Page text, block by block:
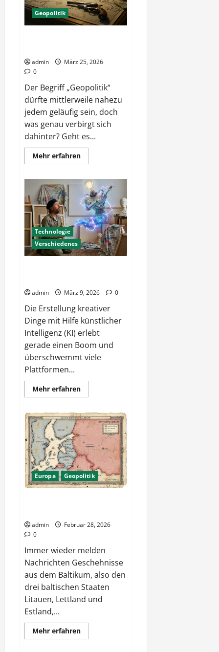
Geopolitik
admin
März 25, 2026
0
Der Begriff „Geopolitik“
dürfte mittlerweile nahezu
jedem geläufig sein, doch
was genau verbirgt sich
dahinter? Geht es...
Mehr erfahrenMehr
Informationen
aktueller
Geopolitik
Technologie
Verschiedenes
admin März 9, 2026 0
Die Erstellung kreativer
Dinge mit Hilfe künstlicher
Intelligenz (KI) erlebt
gerade einen Boom und
überschwemmt viele
Plattformen...
Mehr erfahrenMehr
Informationen
mit
KI
Kunst
oder
Blendwerk?
Europa Geopolitik
admin
Februar 28, 2026
0
Immer wieder melden
Nachrichten Geschehnisse
aus dem Baltikum, also den
drei baltischen Staaten
Litauen, Lettland und
Estland,...
Mehr erfahrenMehr
Informationen